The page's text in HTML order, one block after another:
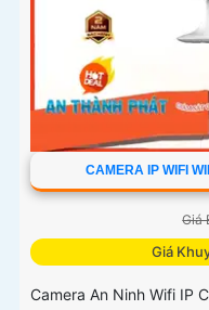
CAMERA IP WIFI
Giá
Giá
Camera An Ninh Wifi IP